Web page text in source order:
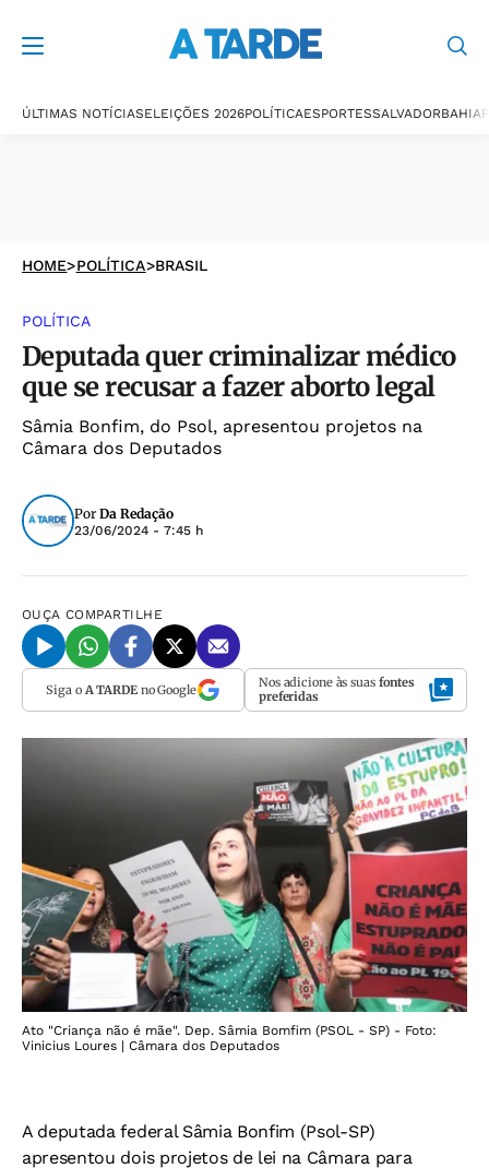
ÚLTIMAS NOTÍCIASELEIÇÕES 2026POLÍTICAESPORTESSALVADORBAHIA
HOME>POLÍTICA>BRASIL
POLÍTICA
Deputada quer criminalizar médico
que se recusar a fazer aborto legal
Sâmia Bonfim, do Psol, apresentou projetos na
Câmara dos Deputados
Por Da Redação
23/06/2024 - 7:45 h
OUÇA COMPARTILHE
Siga o A TARDEno Google Nos adicione às suas fontes
preferidas
Ato "Criança não é mãe". Dep. Sâmia Bomfim (PSOL - SP) - Foto:
Vinicius Loures | Câmara dos Deputados
A deputada federal Sâmia Bonfim (Psol-SP)
apresentou dois projetos de lei na Câmara para